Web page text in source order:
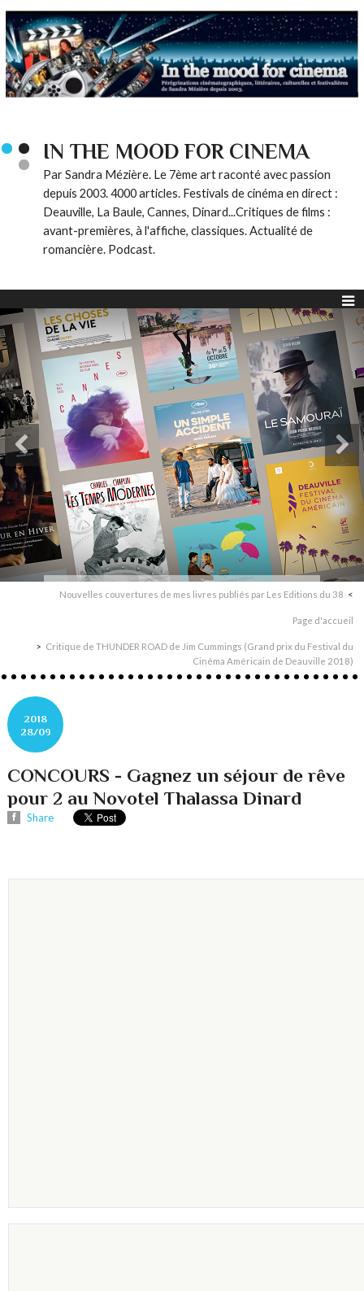
IN THE MOOD FOR CINEMA
Par Sandra Mézière. Le 7ème art raconté avec passion
depuis 2003. 4000 articles. Festivals de cinéma en direct :
Deauville, La Baule, Cannes, Dinard...Critiques de films :
avant-premières, à l'affiche, classiques. Actualité de
romancière. Podcast.
Nouvelles couvertures de mes livres publiés par Les Editions du 38
Page d'accueil
Critique de THUNDER ROAD de Jim Cummings (Grand prix du Festival du
Cinéma Américain de Deauville 2018)
2018
28/09
CONCOURS - Gagnez un séjour de rêve
pour 2 au Novotel Thalassa Dinard
Share